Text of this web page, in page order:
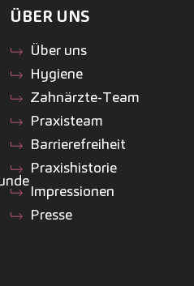
ÜBER UNS
Über uns
Hygiene
Zahnärzte-Team
Praxisteam
Barrierefreiheit
Praxishistorie
Impressionen
Presse